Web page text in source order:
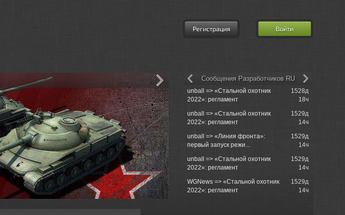
Регистрация Войти
unball => «Стальной охотник
2022»: регламент
1528д
18ч
unball => «Стальной охотник
2022»: регламент
1529д
14ч
unball => «Линия фронта»:
первый запуск режи...
1529д
14ч
unball => «Стальной охотник
2022»: регламент
1529д
14ч
WGNews => «Стальной охотник
2022»: регламент
1529д
14ч
Сообщения Разработчиков RU